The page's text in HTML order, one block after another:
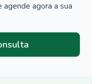
agora a sua